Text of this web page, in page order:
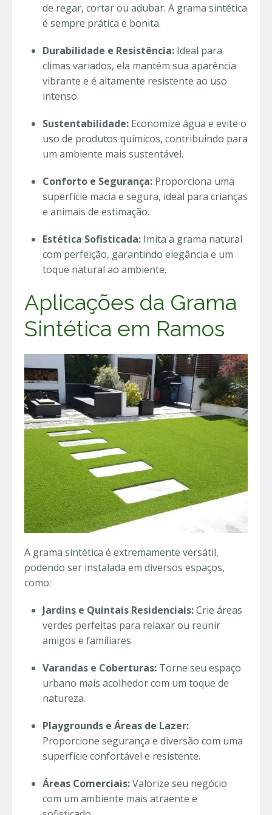
de regar, cortar ou adubar. A grama sintética
é sempre prática e bonita.
Durabilidade e Resistência: Ideal para
climas variados, ela mantém sua aparência
vibrante e é altamente resistente ao uso
intenso.
Sustentabilidade: Economize água e evite o
uso de produtos químicos, contribuindo para
um ambiente mais sustentável.
Conforto e Segurança: Proporciona uma
superfície macia e segura, ideal para crianças
e animais de estimação.
Estética Sofisticada: Imita a grama natural
com perfeição, garantindo elegância e um
toque natural ao ambiente.
Aplicações da Grama
Sintética em Ramos
A grama sintética é extremamente versátil,
podendo ser instalada em diversos espaços,
como:
Jardins e Quintais Residenciais:Crie áreas
verdes perfeitas para relaxar ou reunir
amigos e familiares.
Varandas e Coberturas: Torne seu espaço
urbano mais acolhedor com um toque de
natureza.
Playgrounds e Áreas de Lazer:
Proporcione segurança e diversão com uma
superfície confortável e resistente.
Áreas Comerciais:Valorize seu negócio
com um ambiente mais atraente e